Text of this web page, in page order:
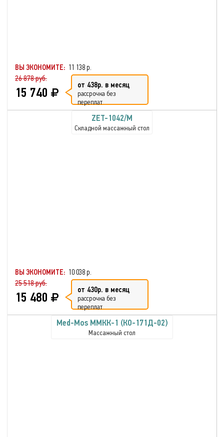
ВЫ ЭКОНОМИТЕ: 11 138 р.
26 878 руб.
15 740 от 438р. в месяц
рассрочка без
переплат
ZET-1042/M
Складной массажный стол
ВЫ ЭКОНОМИТЕ: 10 038 р.
25 518 руб.
15 480 от 430р. в месяц
рассрочка без
переплат
Med-Mos ММКК-1 (КО-171Д-02)
Массажный стол